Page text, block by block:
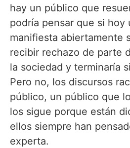
hay un público que
podría pensar que si hoy
manifiesta abiertamente
recibir rechazo de parte
la sociedad y terminaría
Pero no, los discursos
público, un público que
los sigue porque están
ellos siempre han
experta.